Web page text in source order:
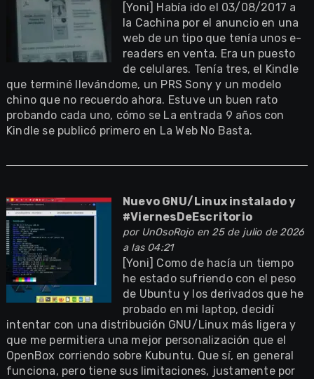
[Yoni] Había ido el 03/08/2017 a
la Cachina por el anuncio en una
web de un tipo que tenía unos e-
readers en venta. Era un puesto
de celulares. Tenía tres, el Kindle
que terminé llevándome, un PRS Sony y un modelo
chino que no recuerdo ahora. Estuve un buen rato
probando cada uno, cómo se La entrada 9 años con
Kindle se publicó primero en La Web No Basta.
Nuevo GNU/Linux instalado y
#ViernesDeEscritorio
por UnOsoRojoen 25 de julio de 2026
a las 04:21
[Yoni] Como de hacía un tiempo
he estado sufriendo con el peso
de Ubuntu y los derivados que he
probado en mi laptop, decidí
intentar con una distribución GNU/Linux más ligera y
que me permitiera una mejor personalización que el
OpenBox corriendo sobre Kubuntu. Que sí, en general
funciona, pero tiene sus limitaciones, justamente por